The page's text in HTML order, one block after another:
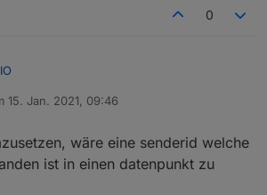
0
meinen Vorschlag zurück das man aus
heraus seinen TV schalten kann.
im Detail View einen "Play Button"
und damit den vor dir genanten
schaltet, wäre da perfekt :-)
15. Jan. 2021, 09:46
von
wäre eine senderid welche
ist in einen datenpunkt zu